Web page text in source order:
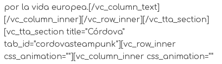
por la vida europea.[/vc_column_text]
[/vc_column_inner][/vc_row_inner][/vc_tta_section]
[vc_tta_section title="Córdova"
tab_id="cordovasteampunk"][vc_row_inner
css_animation=""][vc_column_inner css_animation=""